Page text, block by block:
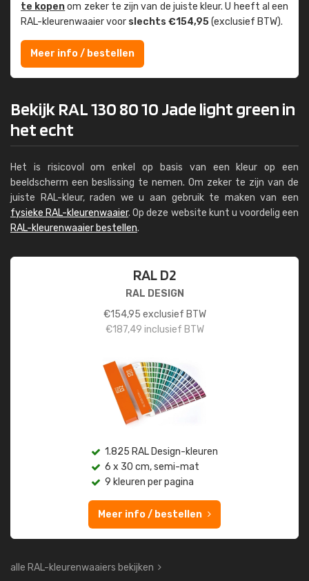
te kopenom zeker te zijn van de juiste kleur. U heeft al een
RAL-kleuren­waaier voor slechts €154,95(exclusief BTW).
Meer info / bestellen
Bekijk RAL 130 80 10 Jade light green in
het echt
Het is risicovol om enkel op basis van een kleur op een
beeldscherm een beslissing te nemen. Om zeker te zijn van de
juiste RAL-kleur, raden we u aan gebruik te maken van een
fysieke RAL-kleurenwaaier. Op deze website kunt u voordelig een
RAL-kleurenwaaier bestellen.
RAL D2
RAL DESIGN
€154,95 exclusief BTW
€187,49 inclusief BTW
1.825 RAL Design-kleuren
6 x 30 cm, semi-mat
9 kleuren per pagina
Meer info / bestellen
alle RAL-kleurenwaaiers bekijken